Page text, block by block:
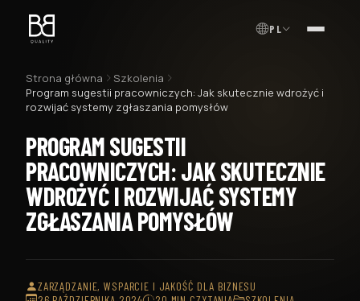
PL MENU
Strona główna
Szkolenia
Program sugestii pracowniczych: Jak skutecznie wdrożyć i
rozwijać systemy zgłaszania pomysłów
PROGRAM SUGESTII
PRACOWNICZYCH: JAK SKUTECZNIE
WDROŻYĆ I ROZWIJAĆ SYSTEMY
ZGŁASZANIA POMYSŁÓW
ZARZĄDZANIE, WSPARCIE I JAKOŚĆ DLA BIZNESU